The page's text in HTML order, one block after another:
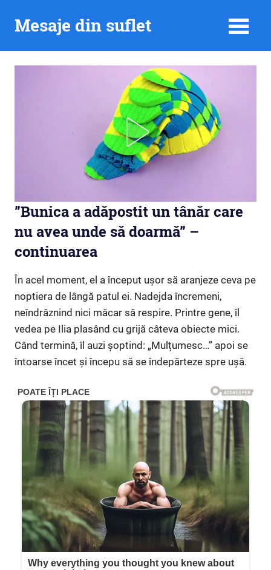
Mesaje din suflet
”Bunica a adăpostit un tânăr care
nu avea unde să doarmă” –
continuarea
În acel moment, el a început ușor să aranjeze ceva pe
noptiera de lângă patul ei. Nadejda încremeni,
neîndrăznind nici măcar să respire. Printre gene, îl
vedea pe Ilia plasând cu grijă câteva obiecte mici.
Când termină, îl auzi șoptind: „Mulțumesc…” apoi se
întoarse încet și începu să se îndepărteze spre ușă.